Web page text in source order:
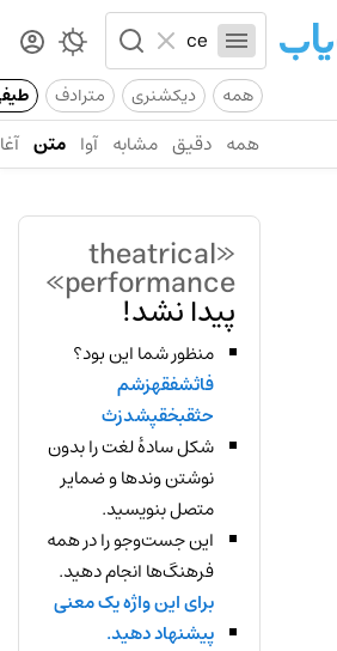
همه دیکشنری مترادف
همه دقیق مشابه آوا متن
«theatrical
performance»
پیدا نشد!
منظور شما این بود؟
فاثشفقهزشم
حثقبخقپشدزث
شکل سادهٔ لغت را بدون
نوشتن وندها و ضمایر
متصل بنویسید.
این جست‌وجو را در همه
فرهنگ‌ها انجام دهید.
برای این واژه یک معنی
پیشنهاد دهید.